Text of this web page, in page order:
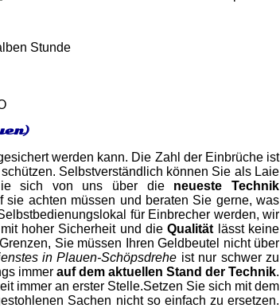
Stunde
werden kann. Die Zahl der Einbrüche ist
Selbstverständlich können Sie als Laie
sich von uns über die neueste Technik
achten müssen und beraten Sie gerne, was
für Einbrecher werden, wir
hoher Sicherheit und dieQualität lässt keine
Sie müssen Ihren Geldbeutel nicht über
in Plauen-Schöpsdrehe ist nur schwer zu
immer auf dem aktuellen Stand der Technik.
immer an erster Stelle.Setzen Sie sich mit dem
Sachen nicht so einfach zu ersetzen.